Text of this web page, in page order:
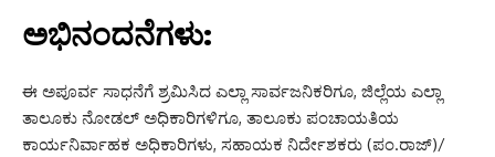
ಅಭಿನಂದನೆಗಳು:
ಈ ಅಪೂರ್ವ ಸಾಧನೆಗೆ ಶ್ರಮಿಸಿದ ಎಲ್ಲಾ ಸಾರ್ವಜನಿಕರಿಗೂ, ಜಿಲ್ಲೆಯ ಎಲ್ಲಾ
ತಾಲೂಕು ನೋಡಲ್ ಅಧಿಕಾರಿಗಳಿಗೂ, ತಾಲೂಕು ಪಂಚಾಯತಿಯ
ಕಾರ್ಯನಿರ್ವಾಹಕ ಅಧಿಕಾರಿಗಳು, ಸಹಾಯಕ ನಿರ್ದೇಶಕರು (ಪಂ.ರಾಜ್)/